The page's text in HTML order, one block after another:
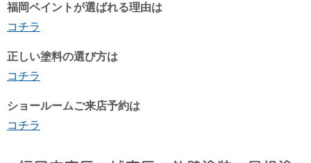
福岡ペイントが選ばれる理由は
コチラ
正しい塗料の選び方は
コチラ
ショールームご来店予約は
コチラ